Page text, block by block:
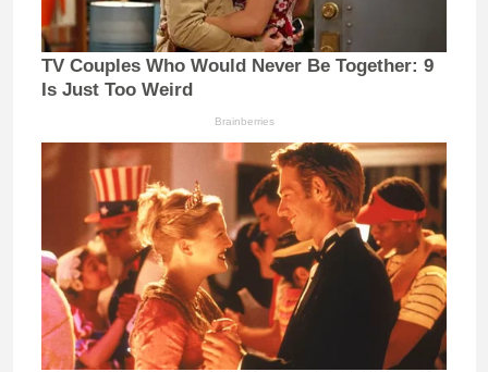
TV Couples Who Would Never Be Together: 9
Is Just Too Weird
Brainberries